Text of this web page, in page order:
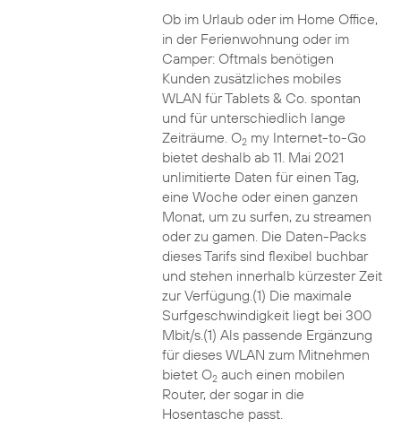
Ob im Urlaub oder im Home Office,
in der Ferienwohnung oder im
Camper: Oftmals benötigen
Kunden zusätzliches mobiles
WLAN für Tablets & Co. spontan
und für unterschiedlich lange
Zeiträume. O2my Internet-to-Go
bietet deshalb ab 11. Mai 2021
unlimitierte Daten für einen Tag,
eine Woche oder einen ganzen
Monat, um zu surfen, zu streamen
oder zu gamen. Die Daten-Packs
dieses Tarifs sind flexibel buchbar
und stehen innerhalb kürzester Zeit
zur Verfügung.(1) Die maximale
Surfgeschwindigkeit liegt bei 300
Mbit/s.(1) Als passende Ergänzung
für dieses WLAN zum Mitnehmen
bietet O2auch einen mobilen
Router, der sogar in die
Hosentasche passt.